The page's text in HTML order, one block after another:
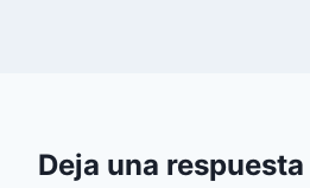
Deja una respuesta